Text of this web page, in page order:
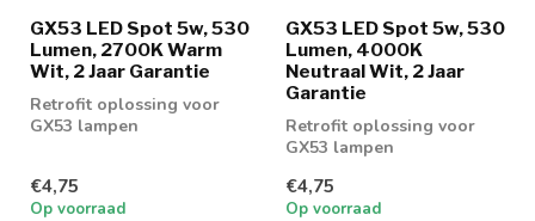
GX53 LED Spot 5w, 530
Lumen, 2700K Warm
Wit, 2 Jaar Garantie
Retrofit oplossing voor
GX53 lampen
€4,75
Op voorraad
GX53 LED Spot 5w, 530
Lumen, 4000K
Neutraal Wit, 2 Jaar
Garantie
Retrofit oplossing voor
GX53 lampen
€4,75
Op voorraad